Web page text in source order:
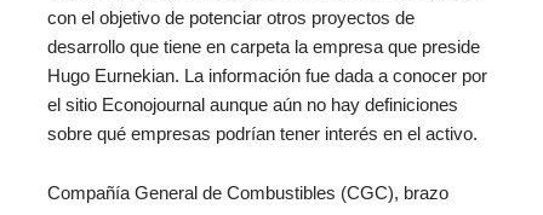
con el objetivo de potenciar otros proyectos de
desarrollo que tiene en carpeta la empresa que preside
Hugo Eurnekian. La información fue dada a conocer por
el sitio Econojournal aunque aún no hay definiciones
sobre qué empresas podrían tener interés en el activo.
Compañía General de Combustibles (CGC), brazo